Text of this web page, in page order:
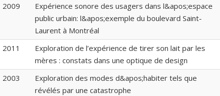
2009
Expérience sonore des usagers dans l&apos;espace
public urbain: l&apos;exemple du boulevard Saint-
Laurent à Montréal
2011
Exploration de l’expérience de tirer son lait par les
mères : constats dans une optique de design
2003
Exploration des modes d&apos;habiter tels que
révélés par une catastrophe